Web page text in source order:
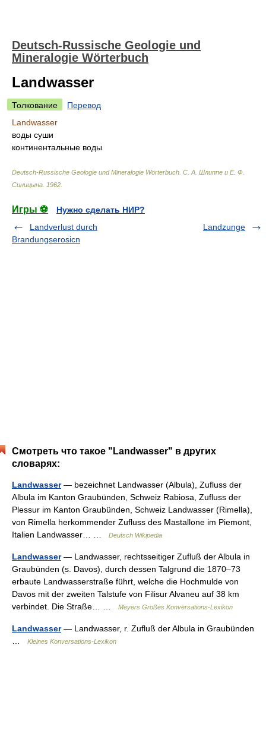
Deutsch-Russische Geologie und
Mineralogie Wörterbuch
Landwasser
Толкование
Перевод
Landwasser
воды суши
континентальные воды
Deutsch-Russische Geologie und Mineralogie Wörterbuch С. А. Шлиппе и Е. Ф.
Синицына 1962
Игры ⚽
Нужно сделать НИР?
Landverlust durch
Brandungserosicn
Landzunge
Смотреть что такое "Landwasser" в других
словарях:
Landwasser— bezeichnet Landwasser (Albula), Zufluss der
Albula im Kanton Graubünden, Schweiz Rabiosa, Zufluss der
Plessur im Kanton Graubünden, Schweiz Landwasser (Rimella),
von Rimella herkommender Zufluss des Mastallone im Piemont,
Italien Landwasser… …
Deutsch Wikipedia
Landwasser— Landwasser, rechtsseitiger Zufluß der Albula in
Graubünden (s. Davos), durch dessen Talgrund die 1870–73
erbaute Landwasserstraße führt, welche die Hochmulde von
Davos mit der zweiten Talstufe von Filisur Alvaneu auf 38 km
verbindet. Die Straße… …
Meyers Großes Konversations-Lexikon
Landwasser— Landwasser, r. Zufluß der Albula in Graubünden
Kleines Konversations-Lexikon